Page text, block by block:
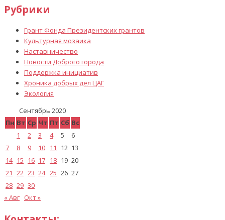
Рубрики
Грант Фонда Президентских грантов
Культурная мозаика
Наставничество
Новости Доброго города
Поддержка инициатив
Хроника добрых дел ЦАГ
Экология
Сентябрь 2020
Пн Вт Ср Чт Пт Сб Вс
1
2 3 4 5
6
7
8 9 10 11 12 13
14 15 16 17 18 19 20
21 22 23 24 25 26 27
28 29 30
« Авг Окт »